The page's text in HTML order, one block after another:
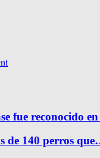
fue reconocido
de 140 perros